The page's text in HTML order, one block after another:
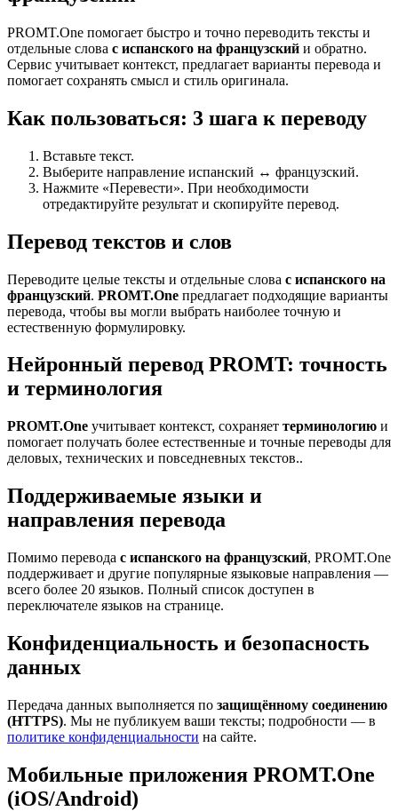
PROMT.One помогает быстро и точно переводить тексты и
отдельные слова с испанского на французский и обратно.
Сервис учитывает контекст, предлагает варианты перевода и
помогает сохранять смысл и стиль оригинала.
Как пользоваться: 3 шага к переводу
Вставьте текст.
Выберите направление испанский ↔ французский.
Нажмите «Перевести». При необходимости
отредактируйте результат и скопируйте перевод.
Перевод текстов и слов
Переводите целые тексты и отдельные слова с испанского на
французский. PROMT.One предлагает подходящие варианты
перевода, чтобы вы могли выбрать наиболее точную и
естественную формулировку.
Нейронный перевод PROMT: точность
и терминология
PROMT.One учитывает контекст, сохраняет терминологию и
помогает получать более естественные и точные переводы для
деловых, технических и повседневных текстов..
Поддерживаемые языки и
направления перевода
Помимо перевода с испанского на французский, PROMT.One
поддерживает и другие популярные языковые направления —
всего более 20 языков. Полный список доступен в
переключателе языков на странице.
Конфиденциальность и безопасность
данных
Передача данных выполняется по защищённому соединению
(HTTPS). Мы не публикуем ваши тексты; подробности — в
политике конфиденциальности на сайте.
Мобильные приложения PROMT.One
(iOS/Android)